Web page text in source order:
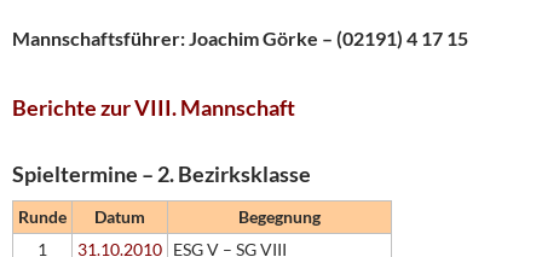
Mannschaftsführer: Joachim Görke – (02191) 4 17 15
Berichte zur VIII. Mannschaft
Spieltermine – 2. Bezirksklasse
Runde Datum
Begegnung
1
31.10.2010 ESG V – SG VIII